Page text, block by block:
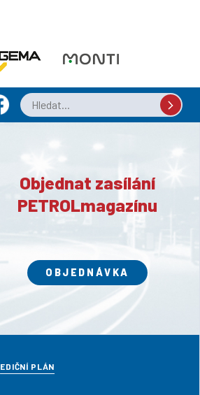
Objednat zasílání
PETROLmagazínu
OBJEDNÁVKA
EDIČNÍ PLÁN